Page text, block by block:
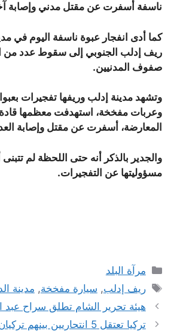
ناسفة أسفرت عن مقتل مدني وإصابة
كما أدى انفجار عبوة ناسفة اليوم في
ريف إدلب الجنوبي إلى سقوط عدد
صفوف المدنيين.
وتشهد مدينة إدلب وريفها تفجيرات
وعربات مفخخة، استهدفت معظمها
المعارضة، أسفرت عن مقتل وإصابة
والجدير بالذكر أنه حتى اللحظة لم
مسؤوليتها عن التفجيرات.
التصنيفات
مرآة البلد
الوسوم
ريف إدلب, سيارة مفخخة, مدينة
هيئة تحرير الشام تطلق سراح عبد
تركيا تعتقل 5 انتحاريين